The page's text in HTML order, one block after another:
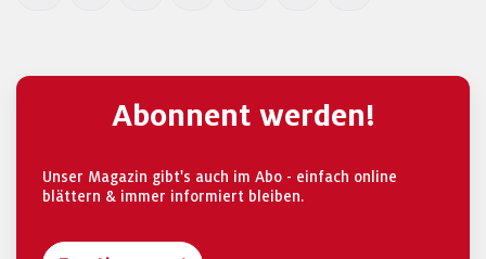
Abonnent werden!
Unser Magazin gibt's auch im Abo - einfach online
blättern & immer informiert bleiben.